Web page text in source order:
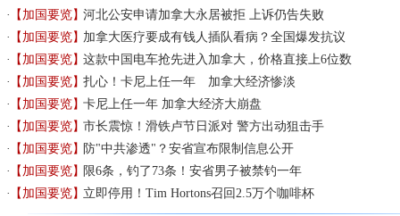
【加国要览】河北公安申请加拿大永居被拒 上诉仍告失败
【加国要览】加拿大医疗要成有钱人插队看病？全国爆发抗议
【加国要览】这款中国电车抢先进入加拿大，价格直接上6位数
【加国要览】扎心！卡尼上任一年 加拿大经济惨淡
【加国要览】卡尼上任一年 加拿大经济大崩盘
【加国要览】市长震惊！滑铁卢节日派对 警方出动狙击手
【加国要览】 防"中共渗透"？安省宣布限制信息公开
【加国要览】 限6条，钓了73条！安省男子被禁钓一年
【加国要览】立即停用！Tim Hortons召回2.5万个咖啡杯